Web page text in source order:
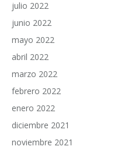
julio 2022
junio 2022
mayo 2022
abril 2022
marzo 2022
febrero 2022
enero 2022
diciembre 2021
noviembre 2021